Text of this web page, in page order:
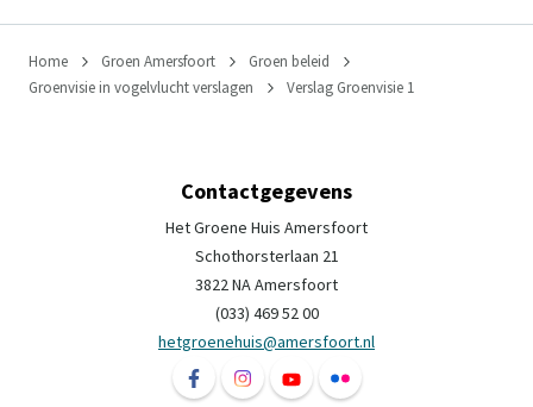
Home Groen Amersfoort
Groen beleid
Groenvisie in vogelvlucht verslagen
Verslag Groenvisie 1
Contactgegevens
Het Groene Huis Amersfoort
Schothorsterlaan 21
3822 NA Amersfoort
(033) 469 52 00
hetgroenehuis@amersfoort.nl
Volg ons op Facebook Het Groene Huis
Volg ons op Instagram Het Groene
Volg ons op YouTube Het
Volg ons op Flickr Het